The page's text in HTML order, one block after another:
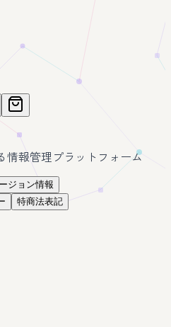
情報管理プラットフォーム
ジョン情報
特商法表記